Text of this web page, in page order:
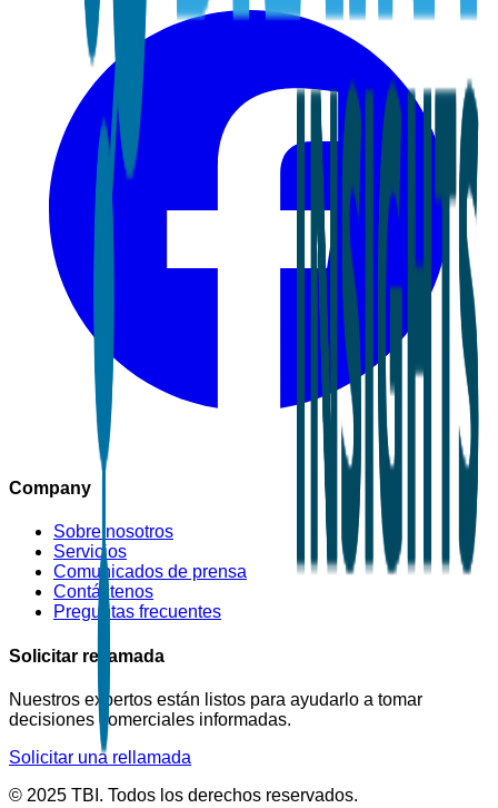
Company
Sobre nosotros
Servicios
Comunicados de prensa
Contáctenos
Preguntas frecuentes
Solicitar rellamada
Nuestros expertos están listos para ayudarlo a tomar
decisiones comerciales informadas.
Solicitar una rellamada
© 2025 TBI. Todos los derechos reservados.